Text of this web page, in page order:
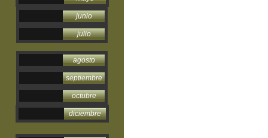
junio
julio
agosto
septiembre
octubre
diciembre